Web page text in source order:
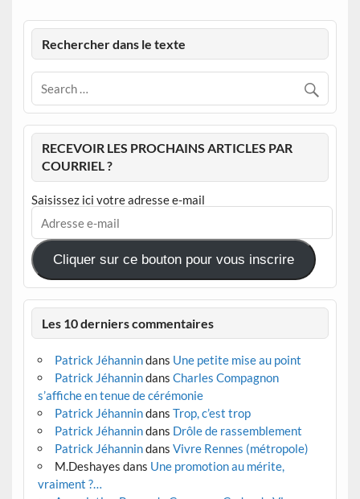
Rechercher dans le texte
RECEVOIR LES PROCHAINS ARTICLES PAR
COURRIEL ?
Saisissez ici votre adresse e-mail
Adresse
mail
Cliquer sur ce bouton pour vous inscrire
Les 10 derniers commentaires
Patrick Jéhannindans Une petite mise au point
Patrick Jéhannindans Charles Compagnon
s’affiche en tenue de cérémonie
Patrick Jéhannindans Trop, c’est trop
Patrick Jéhannindans Drôle de rassemblement
Patrick Jéhannindans Vivre Rennes (métropole)
M.Deshayes dans Une promotion au mérite,
vraiment ?…